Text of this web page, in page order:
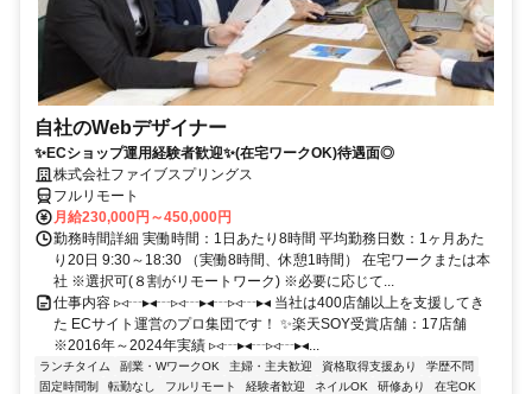
自社のWebデザイナー
✨ECショップ運用経験者歓迎✨(在宅ワークOK)待遇面◎
株式会社ファイブスプリングス
フルリモート
月給230,000円～450,000円
勤務時間詳細 実働時間：1日あたり8時間 平均勤務日数：1ヶ月あた
り20日 9:30～18:30 （実働8時間、休憩1時間） 在宅ワークまたは本
社 ※選択可(８割がリモートワーク) ※必要に応じて...
仕事内容 ▹◃┄▸◂┄▹◃┄▸◂┄▹◃┄▸◂ 当社は400店舗以上を支援してき
た ECサイト運営のプロ集団です！ ✨楽天SOY受賞店舗：17店舗
※2016年～2024年実績 ▹◃┄▸◂┄▹◃┄▸◂...
ランチタイム 副業・WワークOK 主婦・主夫歓迎 資格取得支援あり
学歴不問
固定時間制
転勤なし フルリモート 経験者歓迎 ネイルOK 研修あり
在宅OK